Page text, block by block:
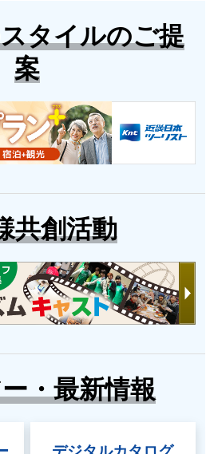
高野山ツアー・旅行
特集
「一日学校」の旅
ー
タイルのご提
案
共創活動
・最新情報